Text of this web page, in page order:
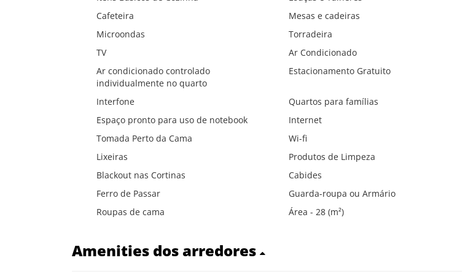
Cafeteira
Mesas e cadeiras
Microondas
Torradeira
TV
Ar Condicionado
Ar condicionado controlado
individualmente no quarto
Estacionamento Gratuito
Interfone
Quartos para famílias
Espaço pronto para uso de notebook
Internet
Tomada Perto da Cama
Wi-fi
Lixeiras
Produtos de Limpeza
Blackout nas Cortinas
Cabides
Ferro de Passar
Guarda-roupa ou Armário
Roupas de cama
Área - 28 (m²)
Amenities dos arredores